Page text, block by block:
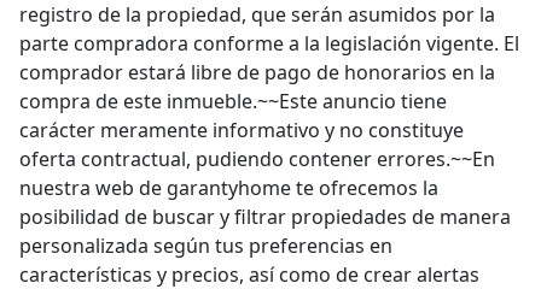
registro de la propiedad, que serán asumidos por la
parte compradora conforme a la legislación vigente. El
comprador estará libre de pago de honorarios en la
compra de este inmueble.~~Este anuncio tiene
carácter meramente informativo y no constituye
oferta contractual, pudiendo contener errores.~~En
nuestra web de garantyhome te ofrecemos la
posibilidad de buscar y filtrar propiedades de manera
personalizada según tus preferencias en
características y precios, así como de crear alertas